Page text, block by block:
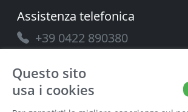
Assistenza telefonica
+39 0422 890380
Questo sito
usa i cookies